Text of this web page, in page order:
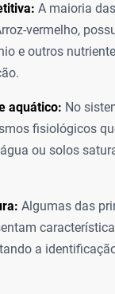
A maioria
vermelho,
e outros
aquático: No
fisiológicos
ou solos
Algumas das
a